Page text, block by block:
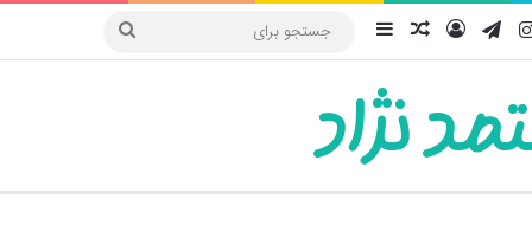
اینستاگرام
تلگرامورودنوشته تصادفی
سایدبار
جستجو
نژاد
پوسته